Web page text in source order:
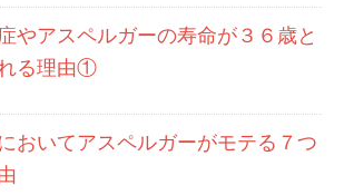
やアスペルガーの寿命が３６歳と
る理由①
おいてアスペルガーがモテる７つ